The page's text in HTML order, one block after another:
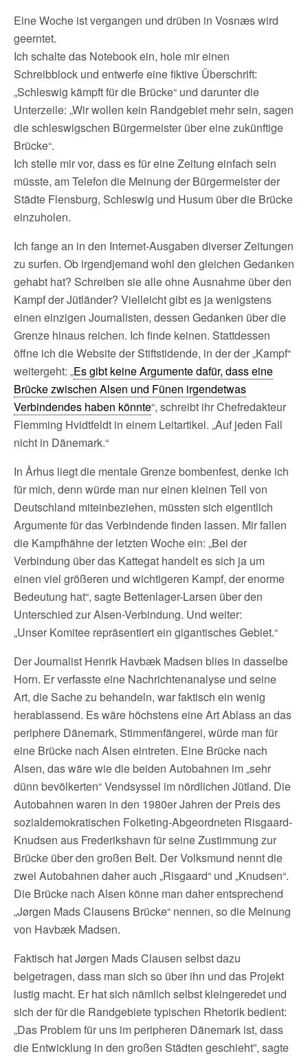
Eine Woche ist vergangen und drüben in Vosnæs wird
geerntet.
Ich schalte das Notebook ein, hole mir einen
Schreibblock und entwerfe eine fiktive Überschrift:
„Schleswig kämpft für die Brücke“ und darunter die
Unterzeile: „Wir wollen kein Randgebiet mehr sein, sagen
die schleswigschen Bürgermeister über eine zukünftige
Brücke“.
Ich stelle mir vor, dass es für eine Zeitung einfach sein
müsste, am Telefon die Meinung der Bürgermeister der
Städte Flensburg, Schleswig und Husum über die Brücke
einzuholen.
Ich fange an in den Internet-Ausgaben diverser Zeitungen
zu surfen. Ob irgendjemand wohl den gleichen Gedanken
gehabt hat? Schreiben sie alle ohne Ausnahme über den
Kampf der Jütländer? Vielleicht gibt es ja wenigstens
einen einzigen Journalisten, dessen Gedanken über die
Grenze hinaus reichen. Ich finde keinen. Stattdessen
öffne ich die Website der Stiftstidende, in der der „Kampf“
weitergeht: „Es gibt keine Argumente dafür, dass eine
Brücke zwischen Alsen und Fünen irgendetwas
Verbindendes haben könnte“, schreibt ihr Chefredakteur
Flemming Hvidtfeldt in einem Leitartikel. „Auf jeden Fall
nicht in Dänemark.“
In Århus liegt die mentale Grenze bombenfest, denke ich
für mich, denn würde man nur einen kleinen Teil von
Deutschland miteinbeziehen, müssten sich eigentlich
Argumente für das Verbindende finden lassen. Mir fallen
die Kampfhähne der letzten Woche ein: „Bei der
Verbindung über das Kattegat handelt es sich ja um
einen viel größeren und wichtigeren Kampf, der enorme
Bedeutung hat“, sagte Bettenlager-Larsen über den
Unterschied zur Alsen-Verbindung. Und weiter:
„Unser Komitee repräsentiert ein gigantisches Gebiet.“
Der Journalist Henrik Havbæk Madsen blies in dasselbe
Horn. Er verfasste eine Nachrichtenanalyse und seine
Art, die Sache zu behandeln, war faktisch ein wenig
herablassend. Es wäre höchstens eine Art Ablass an das
periphere Dänemark, Stimmenfängerei, würde man für
eine Brücke nach Alsen eintreten. Eine Brücke nach
Alsen, das wäre wie die beiden Autobahnen im „sehr
dünn bevölkerten“ Vendsyssel im nördlichen Jütland. Die
Autobahnen waren in den 1980er Jahren der Preis des
sozialdemokratischen Folketing-Abgeordneten Risgaard-
Knudsen aus Frederikshavn für seine Zustimmung zur
Brücke über den großen Belt. Der Volksmund nennt die
zwei Autobahnen daher auch „Risgaard“ und „Knudsen“.
Die Brücke nach Alsen könne man daher entsprechend
„Jørgen Mads Clausens Brücke“ nennen, so die Meinung
von Havbæk Madsen.
Faktisch hat Jørgen Mads Clausen selbst dazu
beigetragen, dass man sich so über ihn und das Projekt
lustig macht. Er hat sich nämlich selbst kleingeredet und
sich der für die Randgebiete typischen Rhetorik bedient:
„Das Problem für uns im peripheren Dänemark ist, dass
die Entwicklung in den großen Städten geschieht”, sagte